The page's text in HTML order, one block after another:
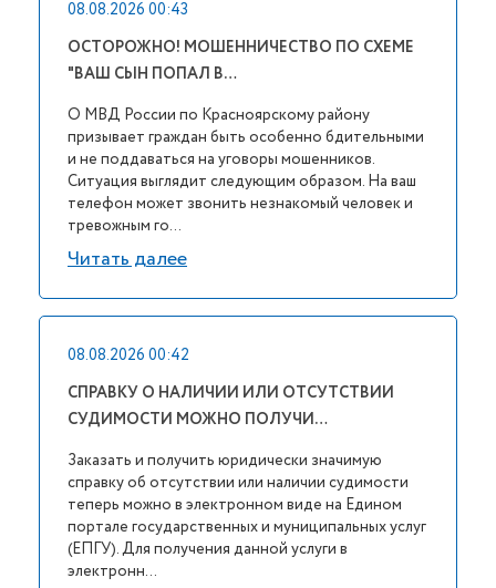
08.08.2026 00:43
ОСТОРОЖНО! МОШЕННИЧЕСТВО ПО СХЕМЕ
"ВАШ СЫН ПОПАЛ В…
О МВД России по Красноярскому району
призывает граждан быть особенно бдительными
и не поддаваться на уговоры мошенников.
Ситуация выглядит следующим образом. На ваш
телефон может звонить незнакомый человек и
тревожным го...
Читать далее
08.08.2026 00:42
СПРАВКУ О НАЛИЧИИ ИЛИ ОТСУТСТВИИ
СУДИМОСТИ МОЖНО ПОЛУЧИ…
Заказать и получить юридически значимую
справку об отсутствии или наличии судимости
теперь можно в электронном виде на Едином
портале государственных и муниципальных услуг
(ЕПГУ). Для получения данной услуги в
электронн...